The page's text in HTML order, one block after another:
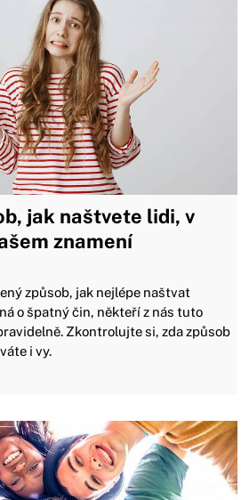
jak naštvete lidi, v
znamení
způsob, jak nejlépe naštvat
o špatný čin, někteří z nás tuto
Zkontrolujte si, zda způsob
i vy.